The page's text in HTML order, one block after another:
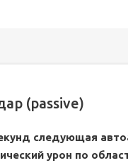
(passive)
следующая
урон по